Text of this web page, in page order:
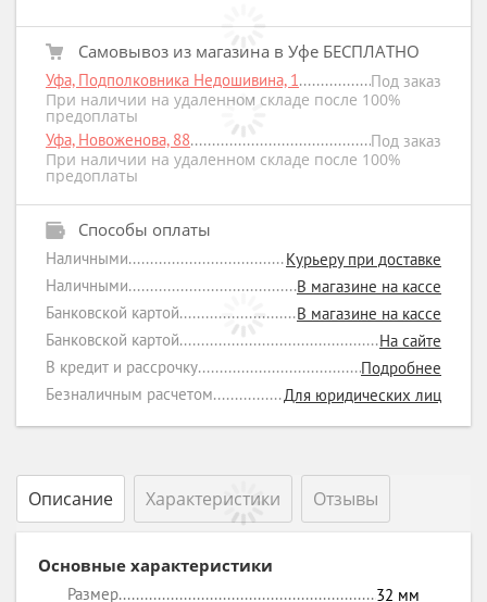
Самовывоз из магазина в Уфе БЕСПЛАТНО
Уфа, Подполковника Недошивина, 1
Под заказ
При наличии на удаленном складе после 100%
предоплаты
Уфа, Новоженова, 88
Под заказ
При наличии на удаленном складе после 100%
предоплаты
Способы оплаты
Наличными
Курьеру при доставке
Наличными
В магазине на кассе
Банковской картой
В магазине на кассе
Банковской картой
На сайте
В кредит и рассрочку
Подробнее
Безналичным расчетом
Для юридических лиц
Описание Характеристики Отзывы
Основные характеристики
Размер 32 мм